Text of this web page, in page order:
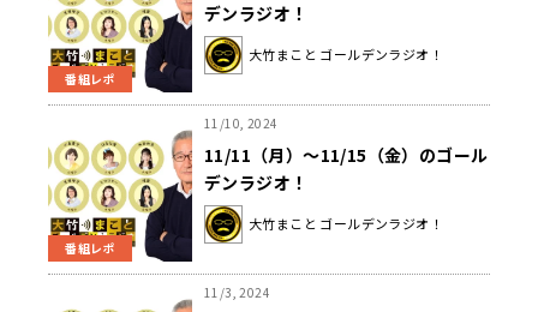
番組レポ
デンラジオ！
大竹まこと ゴールデンラジオ！
番組レポ
11/10, 2024
11/11（月）～11/15（金）のゴール
デンラジオ！
大竹まこと ゴールデンラジオ！
11/3, 2024